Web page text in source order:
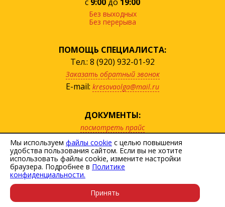
Без выходных
Без перерыва
ПОМОЩЬ СПЕЦИАЛИСТА:
Тел.: 8 (920) 932-01-92
Заказать обратный звонок
E-mail: kresovaolga@mail.ru
ДОКУМЕНТЫ:
посмотреть прайс
скачать договор
Политика персональных данных
Пользовательское соглашение
Карта сайта
Мы используем файлы cookie с целью повышения
удобства пользования сайтом. Если вы не хотите
использовать файлы cookie, измените настройки
браузера. Подробнее в Политике
конфиденциальности.
Принять